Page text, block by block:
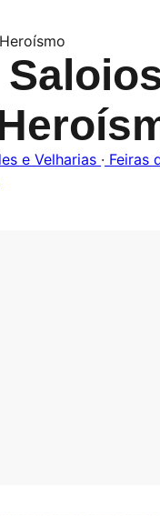
e Velharias · Feiras